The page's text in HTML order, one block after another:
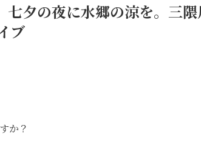
七夕の夜に水郷の涼を。三
ブ
か？